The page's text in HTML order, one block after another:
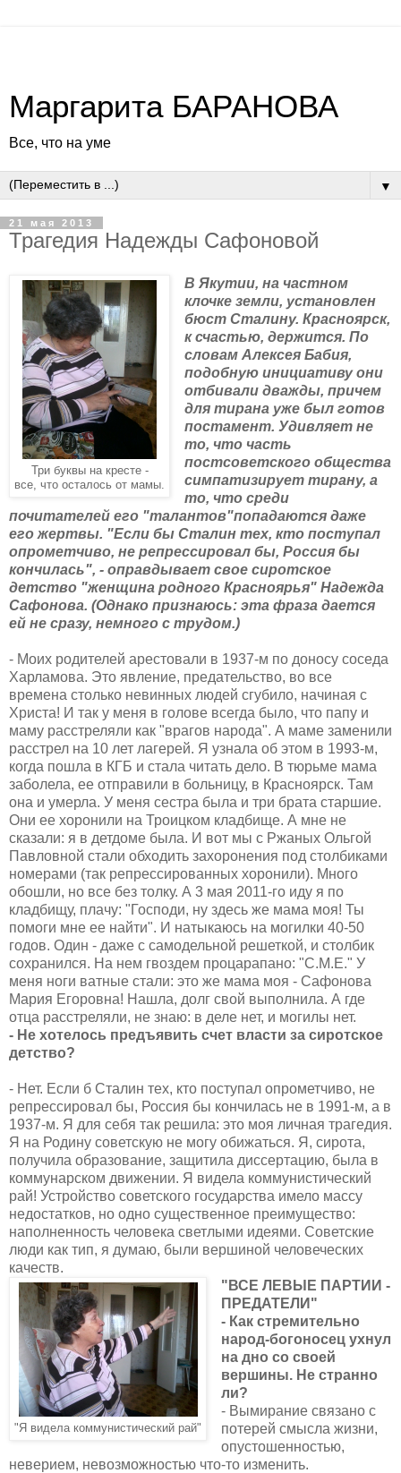
Маргарита БАРАНОВА
Все, что на уме
▼
21 мая 2013
Трагедия Надежды Сафоновой
Три буквы на кресте -
все, что осталось от мамы.
В Якутии, на частном
клочке земли, установлен
бюст Сталину. Красноярск,
к счастью, держится. По
словам Алексея Бабия,
подобную инициативу они
отбивали дважды, причем
для тирана уже был готов
постамент. Удивляет не
то, что часть
постсоветского общества
симпатизирует тирану, а
то, что среди
почитателей его "талантов"попадаются даже
его жертвы. "Если бы Сталин тех, кто поступал
опрометчиво, не репрессировал бы, Россия бы
кончилась", - оправдывает свое сиротское
детство "женщина родного Красноярья" Надежда
Сафонова. (Однако признаюсь: эта фраза дается
ей не сразу, немного с трудом.)
- Моих родителей арестовали в 1937-м по доносу соседа
Харламова. Это явление, предательство, во все
времена столько невинных людей сгубило, начиная с
Христа! И так у меня в голове всегда было, что папу и
маму расстреляли как "врагов народа". А маме заменили
расстрел на 10 лет лагерей. Я узнала об этом в 1993-м,
когда пошла в КГБ и стала читать дело. В тюрьме мама
заболела, ее отправили в больницу, в Красноярск. Там
она и умерла. У меня сестра была и три брата старшие.
Они ее хоронили на Троицком кладбище. А мне не
сказали: я в детдоме была. И вот мы с Ржаных Ольгой
Павловной стали обходить захоронения под столбиками
номерами (так репрессированных хоронили). Много
обошли, но все без толку. А 3 мая 2011-го иду я по
кладбищу, плачу: "Господи, ну здесь же мама моя! Ты
помоги мне ее найти". И натыкаюсь на могилки 40-50
годов. Один - даже с самодельной решеткой, и столбик
сохранился. На нем гвоздем процарапано: "С.М.Е." У
меня ноги ватные стали: это же мама моя - Сафонова
Мария Егоровна! Нашла, долг свой выполнила. А где
отца расстреляли, не знаю: в деле нет, и могилы нет.
- Не хотелось предъявить счет власти за сиротское
детство?
- Нет. Если б Сталин тех, кто поступал опрометчиво, не
репрессировал бы, Россия бы кончилась не в 1991-м, а в
1937-м. Я для себя так решила: это моя личная трагедия.
Я на Родину советскую не могу обижаться. Я, сирота,
получила образование, защитила диссертацию, была в
коммунарском движении. Я видела коммунистический
рай! Устройство советского государства имело массу
недостатков, но одно существенное преимущество:
наполненность человека светлыми идеями. Советские
люди как тип, я думаю, были вершиной человеческих
качеств.
"Я видела коммунистический рай"
"ВСЕ ЛЕВЫЕ ПАРТИИ -
ПРЕДАТЕЛИ"
- Как стремительно
народ-богоносец ухнул
на дно со своей
вершины. Не странно
ли?
- Вымирание связано с
потерей смысла жизни,
опустошенностью,
неверием, невозможностью что-то изменить.